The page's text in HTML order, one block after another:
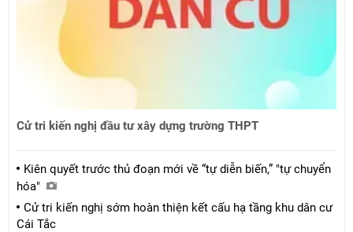
Cử tri kiến nghị đầu tư xây dựng trường THPT
Kiên quyết trước thủ đoạn mới về “tự diễn biến,” "tự chuyển
hóa"
Cử tri kiến nghị sớm hoàn thiện kết cấu hạ tầng khu dân cư
Cái Tắc